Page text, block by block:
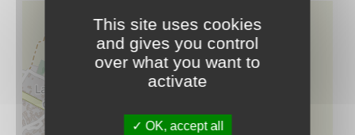
This site uses cookies
and gives you control
over what you want to
activate
OK, accept all